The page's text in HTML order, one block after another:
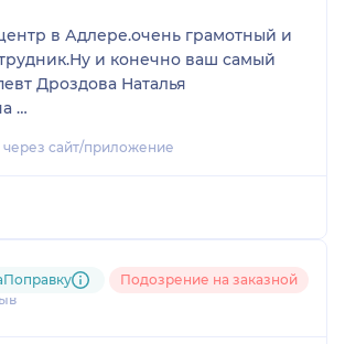
в Адлере.очень грамотный и
и конечно ваш самый
Дроздова Наталья
Квалифицированный
подход к каждому
на приём к врачу Седоусовой на
сайт/приложение
Подозрение на заказной